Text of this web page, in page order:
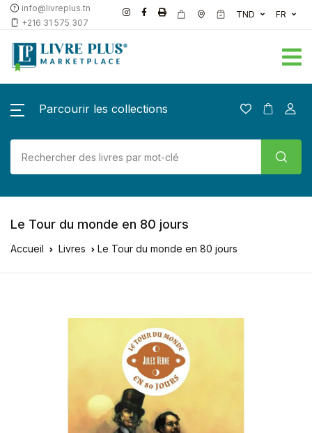
info@livreplus.tn
+216 31 575 307
TND FR
Parcourir les collections
Le Tour du monde en 80 jours
Accueil Livres Le Tour du monde en 80 jours